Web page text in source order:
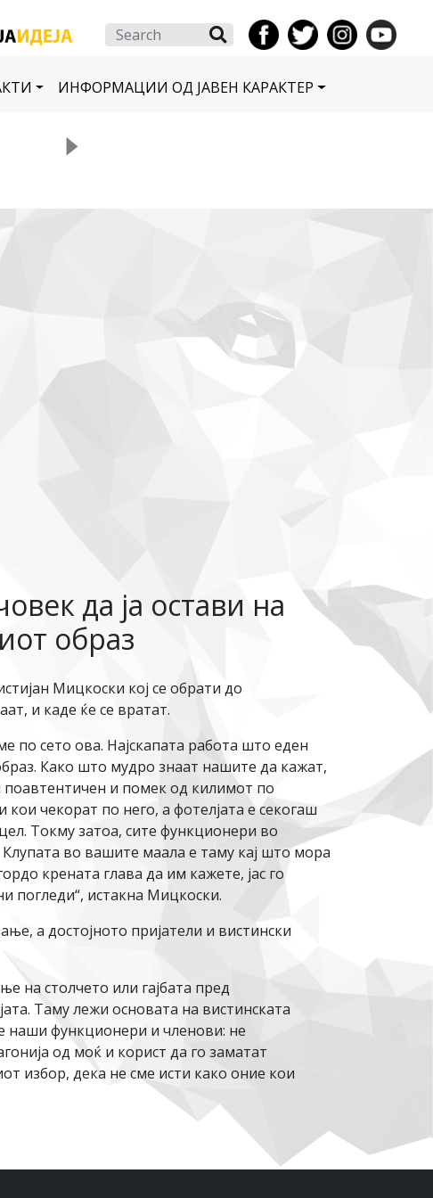
Search
ИНФОРМАЦИИ ОД ЈАВЕН КАРАКТЕР
да ја остави на
образ
Мицкоски кој се обрати до
и каде ќе се вратат.
по сето ова. Најскапата работа што еден
Како што мудро знаат нашите да кажат,
поавтентичен и помек од килимот по
кои чекорат по него, а фотелјата е секогаш
Токму затоа, сите функционери во
во вашите маала е таму кај што мора
крената глава да им кажете, јас го
погледи“, истакна Мицкоски.
а достојното пријатели и вистински
на столчето или гајбата пред
Таму лежи основата на вистинската
наши функционери и членови: не
од моќ и корист да го заматат
избор, дека не сме исти како оние кои